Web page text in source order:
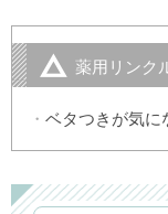
薬用リンク
ベタつきが気に